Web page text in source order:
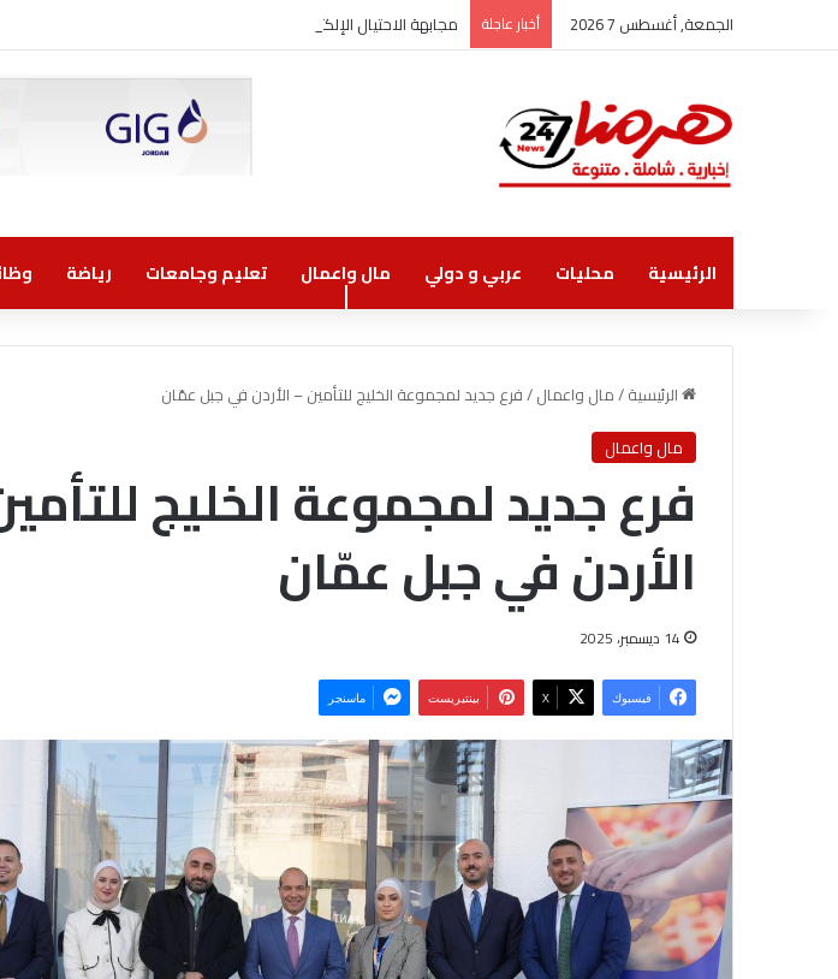
الجمعة, أغسطس 7 2026 أخبار عاجلة مجابهة الاحتيال الإلكتروني مسؤولية مشتركة
الرئيسية محليات عربي و دولي مال واعمال تعليم وجامعات رياضة
الرئيسية/مال واعمال/فرع جديد لمجموعة الخليج للتأمين – الأردن في جبل عمّان
مال واعمال
فرع جديد لمجموعة الخليج
الأردن في جبل عمّان
14 ديسمبر، 2025
فيسبوك ‫X بينتيريست ماسنجر